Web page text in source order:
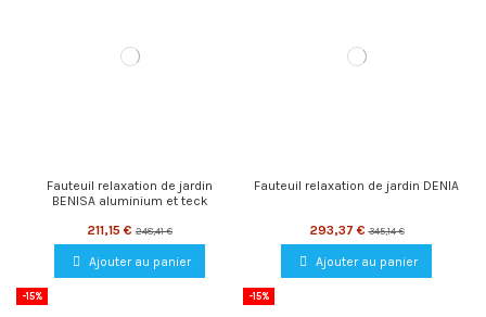
Fauteuil relaxation de jardin
BENISA aluminium et teck
211,15 € 248,41 €
Ajouter au panier
Fauteuil relaxation de jardin DENIA
293,37 € 345,14 €
Ajouter au panier
-15% -15%